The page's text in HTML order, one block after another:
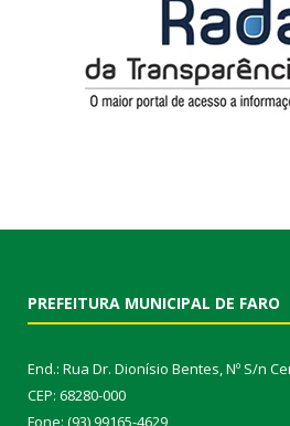
PREFEITURA MUNICIPAL DE FARO
End.: Rua Dr. Dionísio Bentes, Nº S/n
CEP: 68280-000
Fone: (93) 99165-4629